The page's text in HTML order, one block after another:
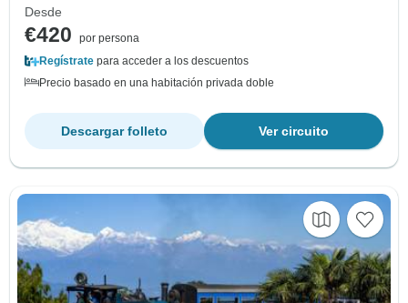
Desde
€420
por persona
Regístrate para acceder a los descuentos
Precio basado en una habitación privada doble
Ver circuito
Descargar folleto